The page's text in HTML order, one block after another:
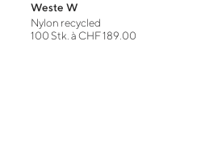
Weste W
Nylon recycled
100 Stk. à CHF 189.00